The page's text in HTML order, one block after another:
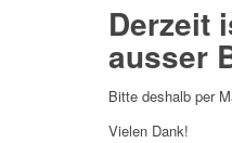
Derzeit
ausser
Bitte deshalb per
Vielen Dank!